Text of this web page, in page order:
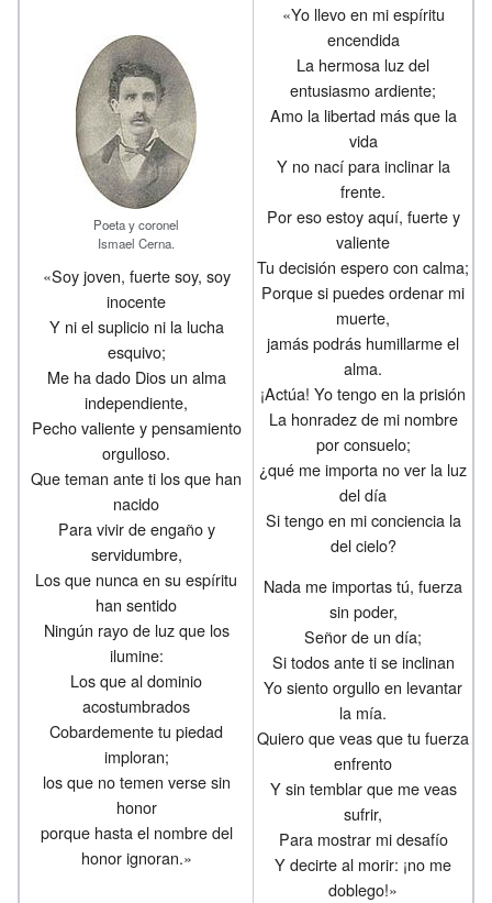
Poeta y coronel
Ismael Cerna.
«Soy joven, fuerte soy, soy
inocente
Y ni el suplicio ni la lucha
esquivo;
Me ha dado Dios un alma
independiente,
Pecho valiente y pensamiento
orgulloso.
Que teman ante ti los que han
nacido
Para vivir de engaño y
servidumbre,
Los que nunca en su espíritu
han sentido
Ningún rayo de luz que los
ilumine:
Los que al dominio
acostumbrados
Cobardemente tu piedad
imploran;
los que no temen verse sin
honor
porque hasta el nombre del
honor ignoran.»
«Yo llevo en mi espíritu
encendida
La hermosa luz del
entusiasmo ardiente;
Amo la libertad más que la
vida
Y no nací para inclinar la
frente.
Por eso estoy aquí, fuerte y
valiente
Tu decisión espero con calma;
Porque si puedes ordenar mi
muerte,
jamás podrás humillarme el
alma.
¡Actúa! Yo tengo en la prisión
La honradez de mi nombre
por consuelo;
¿qué me importa no ver la luz
del día
Si tengo en mi conciencia la
del cielo?
Nada me importas tú, fuerza
sin poder,
Señor de un día;
Si todos ante ti se inclinan
Yo siento orgullo en levantar
la mía.
Quiero que veas que tu fuerza
enfrento
Y sin temblar que me veas
sufrir,
Para mostrar mi desafío
Y decirte al morir: ¡no me
doblego!»